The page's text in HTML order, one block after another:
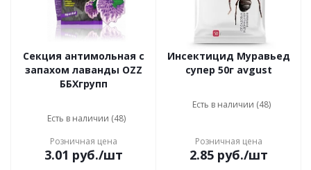
Секция антимольная с
запахом лаванды OZZ
ББХгрупп
Есть в наличии (48)
Розничная цена
3.01 руб./шт
Инсектицид Муравьед
супер 50г avgust
Есть в наличии (48)
Розничная цена
2.85руб./шт